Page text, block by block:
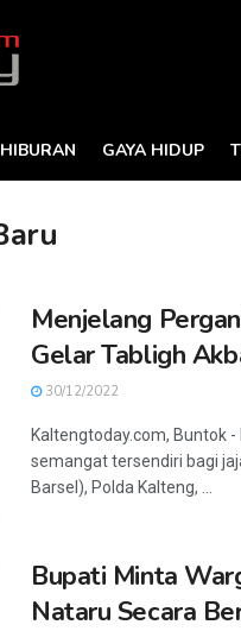
HIBURAN GAYA HIDUP
Menjelang
Gelar Tabligh
30/12/2022
Kaltengtoday.com, Buntok
semangat tersendiri bagi
Barsel), Polda Kalteng, ...
Bupati Minta
Nataru Secara